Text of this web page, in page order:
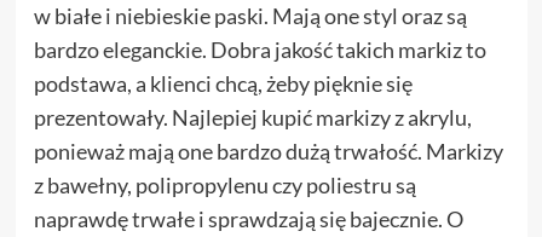
w białe i niebieskie paski. Mają one styl oraz są
bardzo eleganckie. Dobra jakość takich markiz to
podstawa, a klienci chcą, żeby pięknie się
prezentowały. Najlepiej kupić markizy z akrylu,
ponieważ mają one bardzo dużą trwałość. Markizy
z bawełny, polipropylenu czy poliestru są
naprawdę trwałe i sprawdzają się bajecznie. O